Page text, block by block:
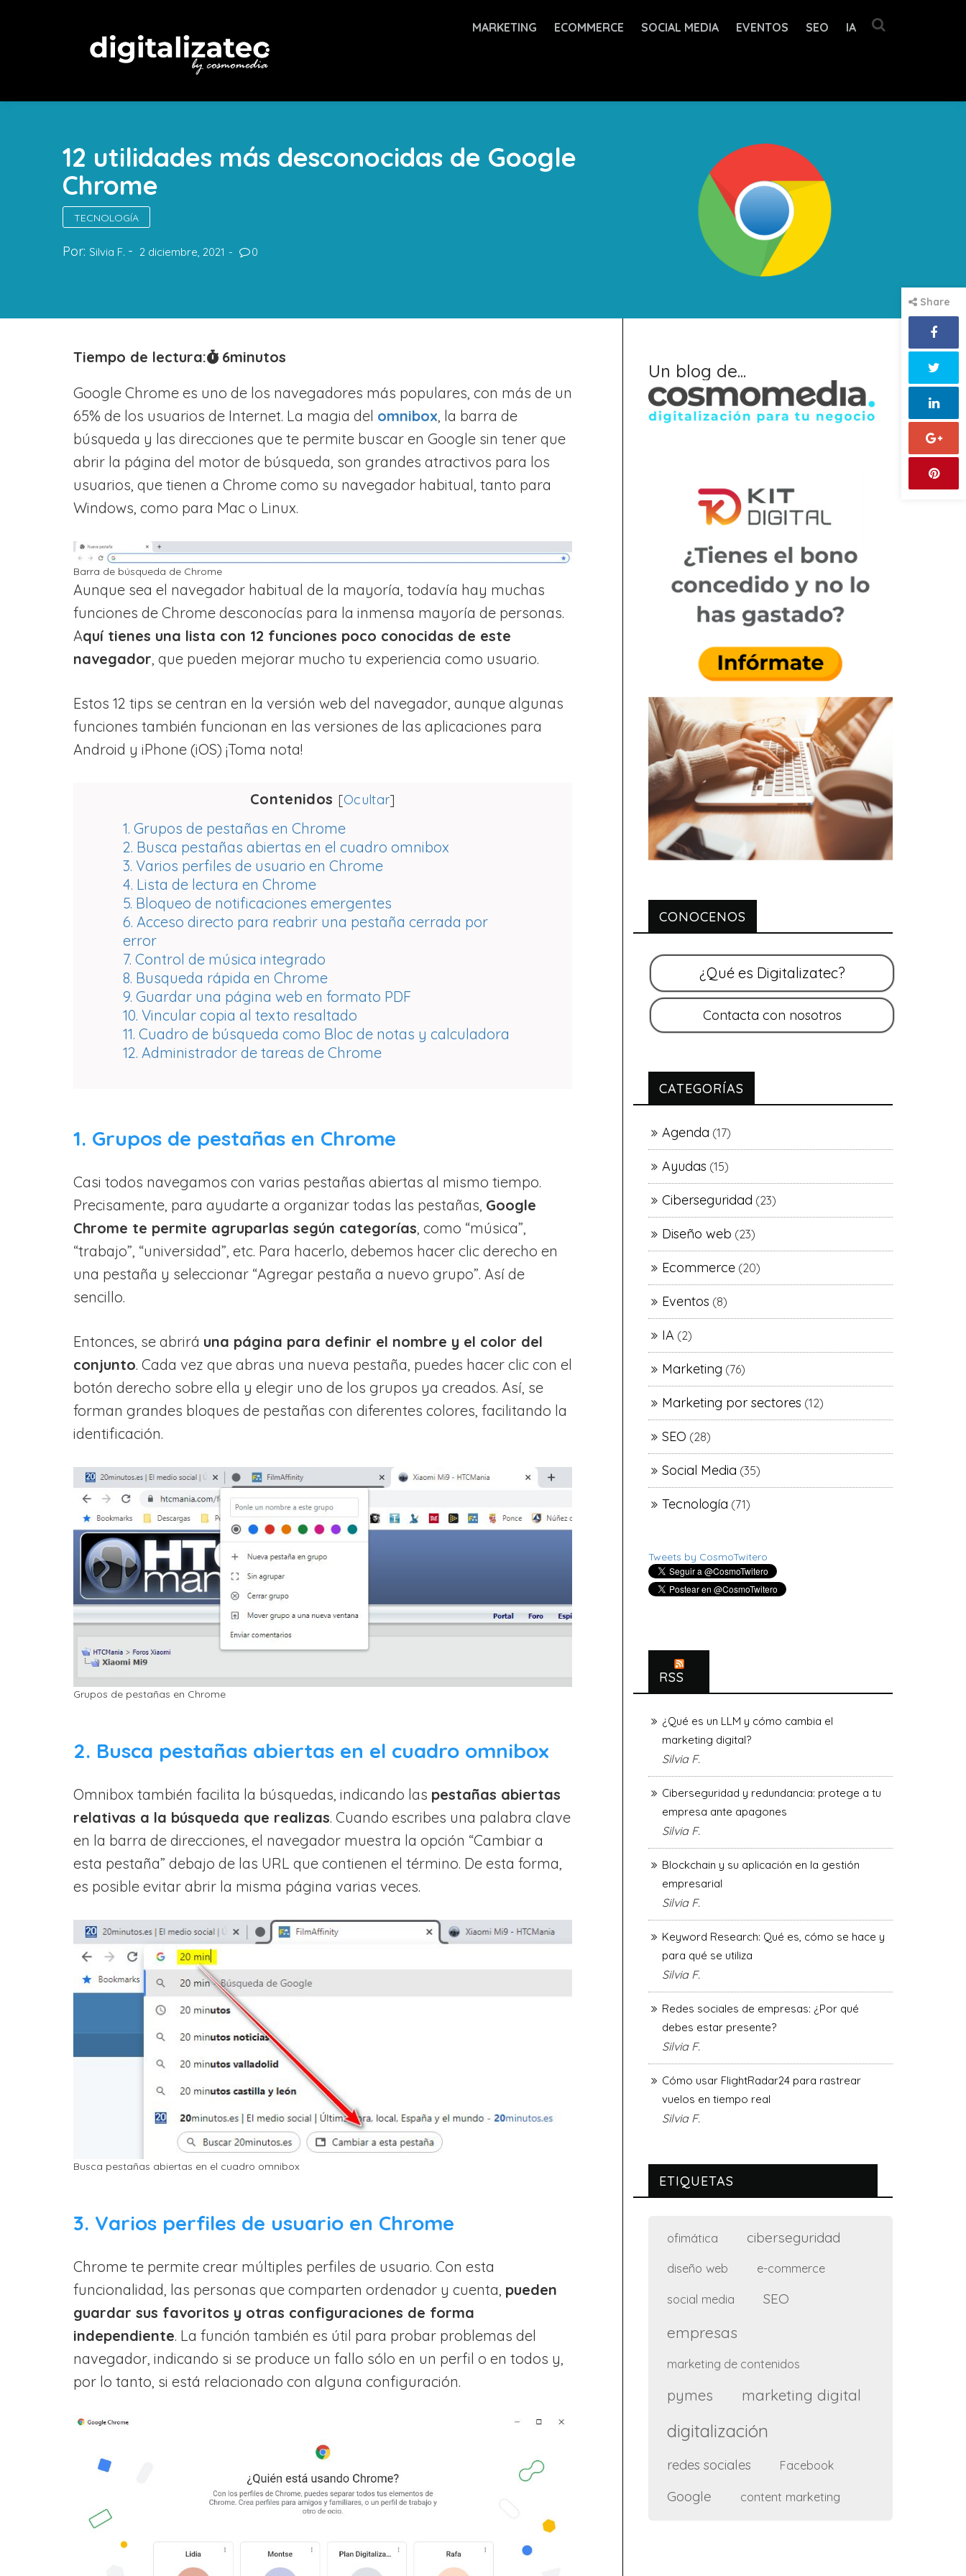
MARKETING ECOMMERCE SOCIAL MEDIA EVENTOS SEO IA
12 utilidades más desconocidas de Google
Chrome
TECNOLOGÍA
Por: Silvia F. 2 diciembre, 2021 0
Share
Tiempo de lectura: 6minutos
Google Chrome es uno de los navegadores más populares, con más de un
65% de los usuarios de Internet. La magia del omnibox, la barra de
búsqueda y las direcciones que te permite buscar en Google sin tener que
abrir la página del motor de búsqueda, son grandes atractivos para los
usuarios, que tienen a Chrome como su navegador habitual, tanto para
Windows, como para Mac o Linux.
Barra de búsqueda de Chrome
Aunque sea el navegador habitual de la mayoría, todavía hay muchas
funciones de Chrome desconocías para la inmensa mayoría de personas.
Aquí tienes una lista con 12 funciones poco conocidas de este
navegador , que pueden mejorar mucho tu experiencia como usuario.
Estos 12 tips se centran en la versión web del navegador, aunque algunas
funciones también funcionan en las versiones de las aplicaciones para
Android y iPhone (iOS) ¡Toma nota!
Contenidos [Ocultar]
1. Grupos de pestañas en Chrome
2. Busca pestañas abiertas en el cuadro omnibox
3. Varios perfiles de usuario en Chrome
4. Lista de lectura en Chrome
5. Bloqueo de notificaciones emergentes
6. Acceso directo para reabrir una pestaña cerrada por
error
7. Control de música integrado
8. Busqueda rápida en Chrome
9. Guardar una página web en formato PDF
10. Vincular copia al texto resaltado
11. Cuadro de búsqueda como Bloc de notas y calculadora
12. Administrador de tareas de Chrome
1. Grupos de pestañas en Chrome
Casi todos navegamos con varias pestañas abiertas al mismo tiempo.
Precisamente, para ayudarte a organizar todas las pestañas, Google
Chrome te permite agruparlas según categorías , como “música”,
“trabajo”, “universidad”, etc. Para hacerlo, debemos hacer clic derecho en
una pestaña y seleccionar “Agregar pestaña a nuevo grupo”. Así de
sencillo.
Entonces, se abrirá una página para definir el nombre y el color del
conjunto. Cada vez que abras una nueva pestaña, puedes hacer clic con el
botón derecho sobre ella y elegir uno de los grupos ya creados. Así, se
forman grandes bloques de pestañas con diferentes colores, facilitando la
identificación.
Grupos de pestañas en Chrome
2. Busca pestañas abiertas en el cuadro omnibox
Omnibox también facilita la búsquedas, indicando las pestañas abiertas
relativas a la búsqueda que realizas. Cuando escribes una palabra clave
en la barra de direcciones, el navegador muestra la opción “Cambiar a
esta pestaña” debajo de las URL que contienen el término. De esta forma,
es posible evitar abrir la misma página varias veces.
Busca pestañas abiertas en el cuadro omnibox
3. Varios perfiles de usuario en Chrome
Chrome te permite crear múltiples perfiles de usuario. Con esta
funcionalidad, las personas que comparten ordenador y cuenta, pueden
guardar sus favoritos y otras configuraciones de forma
independiente. La función también es útil para probar problemas del
navegador, indicando si se produce un fallo sólo en un perfil o en todos y,
por lo tanto, si está relacionado con alguna configuración.
Un blog de...
CONOCENOS
CATEGORÍAS
Agenda (17)
Ayudas (15)
Ciberseguridad (23)
Diseño web (23)
Ecommerce (20)
Eventos (8)
IA (2)
Marketing (76)
Marketing por sectores (12)
SEO (28)
Social Media (35)
Tecnología (71)
Tweets by CosmoTwitero
RSS
¿Qué es un LLM y cómo cambia el
marketing digital?
Silvia F.
Ciberseguridad y redundancia: protege a tu
empresa ante apagones
Silvia F.
Blockchain y su aplicación en la gestión
empresarial
Silvia F.
Keyword Research: Qué es, cómo se hace y
para qué se utiliza
Silvia F.
Redes sociales de empresas: ¿Por qué
debes estar presente?
Silvia F.
Cómo usar FlightRadar24 para rastrear
vuelos en tiempo real
Silvia F.
ETIQUETAS
ofimática ciberseguridad
diseño web e-commerce
social media SEO
empresas
marketing de contenidos
pymes marketing digital
digitalización
redes sociales Facebook
Google content marketing